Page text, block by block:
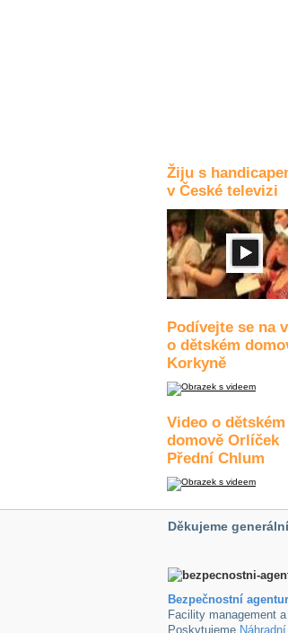
Žiju s
v České televizi
Podívejte se na
o dětském
Korkyně
Video o dětském
domově Orlíček
Přední Chlum
Děkujeme
Bezpečnostní
Facility management
Poskytujeme